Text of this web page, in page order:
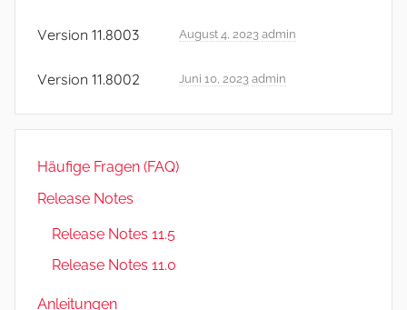
N
t
R
e
Version 11.8003 August 4, 2023 admin
Version 11.8002 Juni 10, 2023 admin
Häufige Fragen (FAQ)
Release Notes
Release Notes 11.5
Release Notes 11.0
Anleitungen